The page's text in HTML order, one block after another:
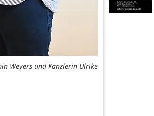
Weyers und Kanzlerin Ulrike